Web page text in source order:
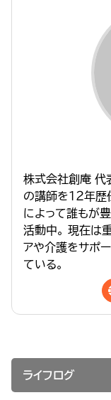
株式会社創庵 代
の講師を１２年
によって誰もが
活動中。 現在は
アや介護をサポ
ている。
ライフログ